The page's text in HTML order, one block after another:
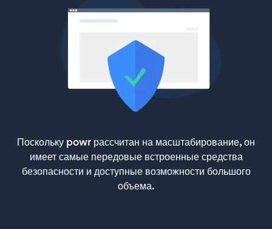
Поскольку powr рассчитан на масштабирование, он
имеет самые передовые встроенные средства
безопасности и доступные возможности большого
объема.